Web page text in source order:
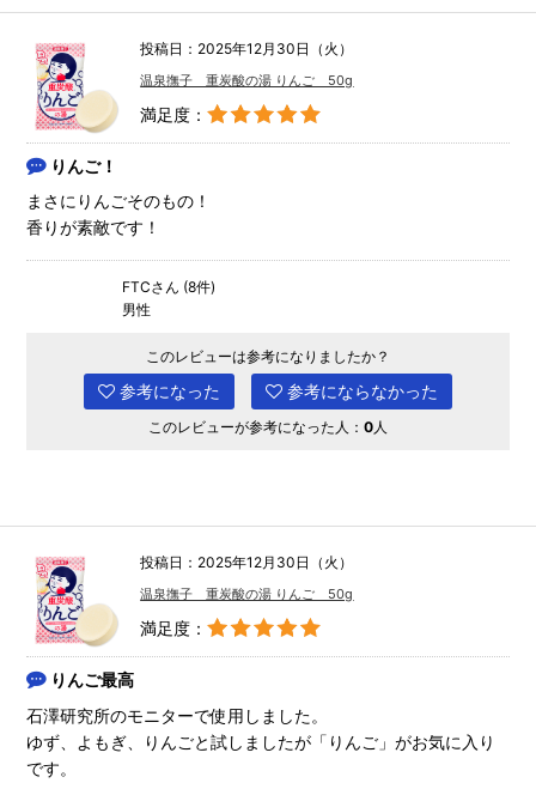
投稿日：2025年12月30日（火）
温泉撫子 重炭酸の湯 りんご 50g
満足度：
りんご！
まさにりんごそのもの！
香りが素敵です！
FTCさん (8件)
男性
このレビューは参考になりましたか？
参考になった 参考にならなかった
このレビューが参考になった人： 0人
投稿日：2025年12月30日（火）
温泉撫子 重炭酸の湯 りんご 50g
満足度：
りんご最高
石澤研究所のモニターで使用しました。
ゆず、よもぎ、りんごと試しましたが「りんご」がお気に入り
です。